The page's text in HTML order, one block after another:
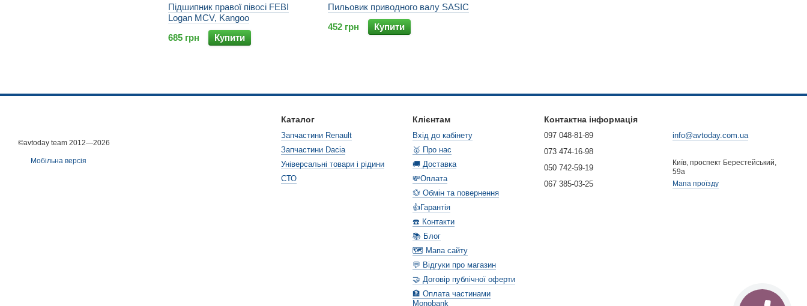
Підшипник правої півосі FEBI
Logan MCV, Kangoo
685 грн
Купити
Пильовик приводного валу SASIC
452 грн
Купити
©avtoday team 2012—2026
Мобільна версія
Каталог
Запчастини Renault
Запчастини Dacia
Універсальні товари і рідини
СТО
Клієнтам
Вхід до кабінету
🥇 Про нас
🚚 Доставка
💸Оплата
💱 Обмін та повернення
👍Гарантія
☎️ Контакти
📚 Блог
🗺️ Мапа сайту
💬 Відгуки про магазин
🤝 Договір публічної оферти
🏦 Оплата частинами
Monobank
Контактна інформація
097 048-81-89
073 474-16-98
050 742-59-19
067 385-03-25
info@avtoday.com.ua
Київ, проспект Берестейський,
59а
Мапа проїзду